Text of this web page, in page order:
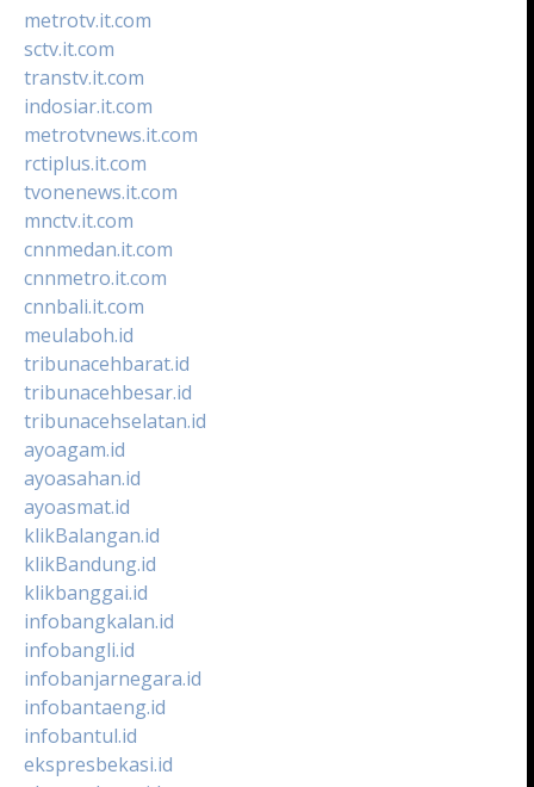
metrotv.it.com
sctv.it.com
transtv.it.com
indosiar.it.com
metrotvnews.it.com
rctiplus.it.com
tvonenews.it.com
mnctv.it.com
cnnmedan.it.com
cnnmetro.it.com
cnnbali.it.com
meulaboh.id
tribunacehbarat.id
tribunacehbesar.id
tribunacehselatan.id
ayoagam.id
ayoasahan.id
ayoasmat.id
klikBalangan.id
klikBandung.id
klikbanggai.id
infobangkalan.id
infobangli.id
infobanjarnegara.id
infobantaeng.id
infobantul.id
ekspresbekasi.id